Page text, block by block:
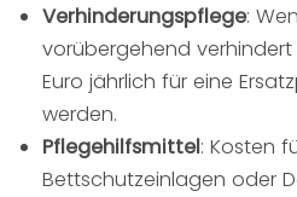
Verhinderungspflege:
vorübergehend verhindert
Euro jährlich für eine
werden.
Pflegehilfsmittel: Kosten
Bettschutzeinlagen oder